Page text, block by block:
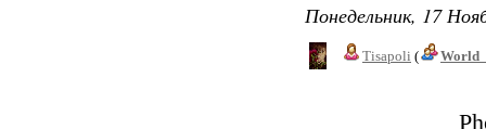
Понедельник, 17
Tisapoli (